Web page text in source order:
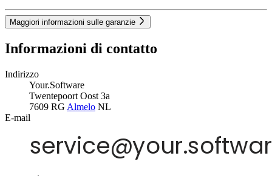
Maggiori informazioni sulle garanzie
Informazioni di contatto
Indirizzo
Your.Software
Twentepoort Oost 3a
7609 RG Almelo NL
E-mail